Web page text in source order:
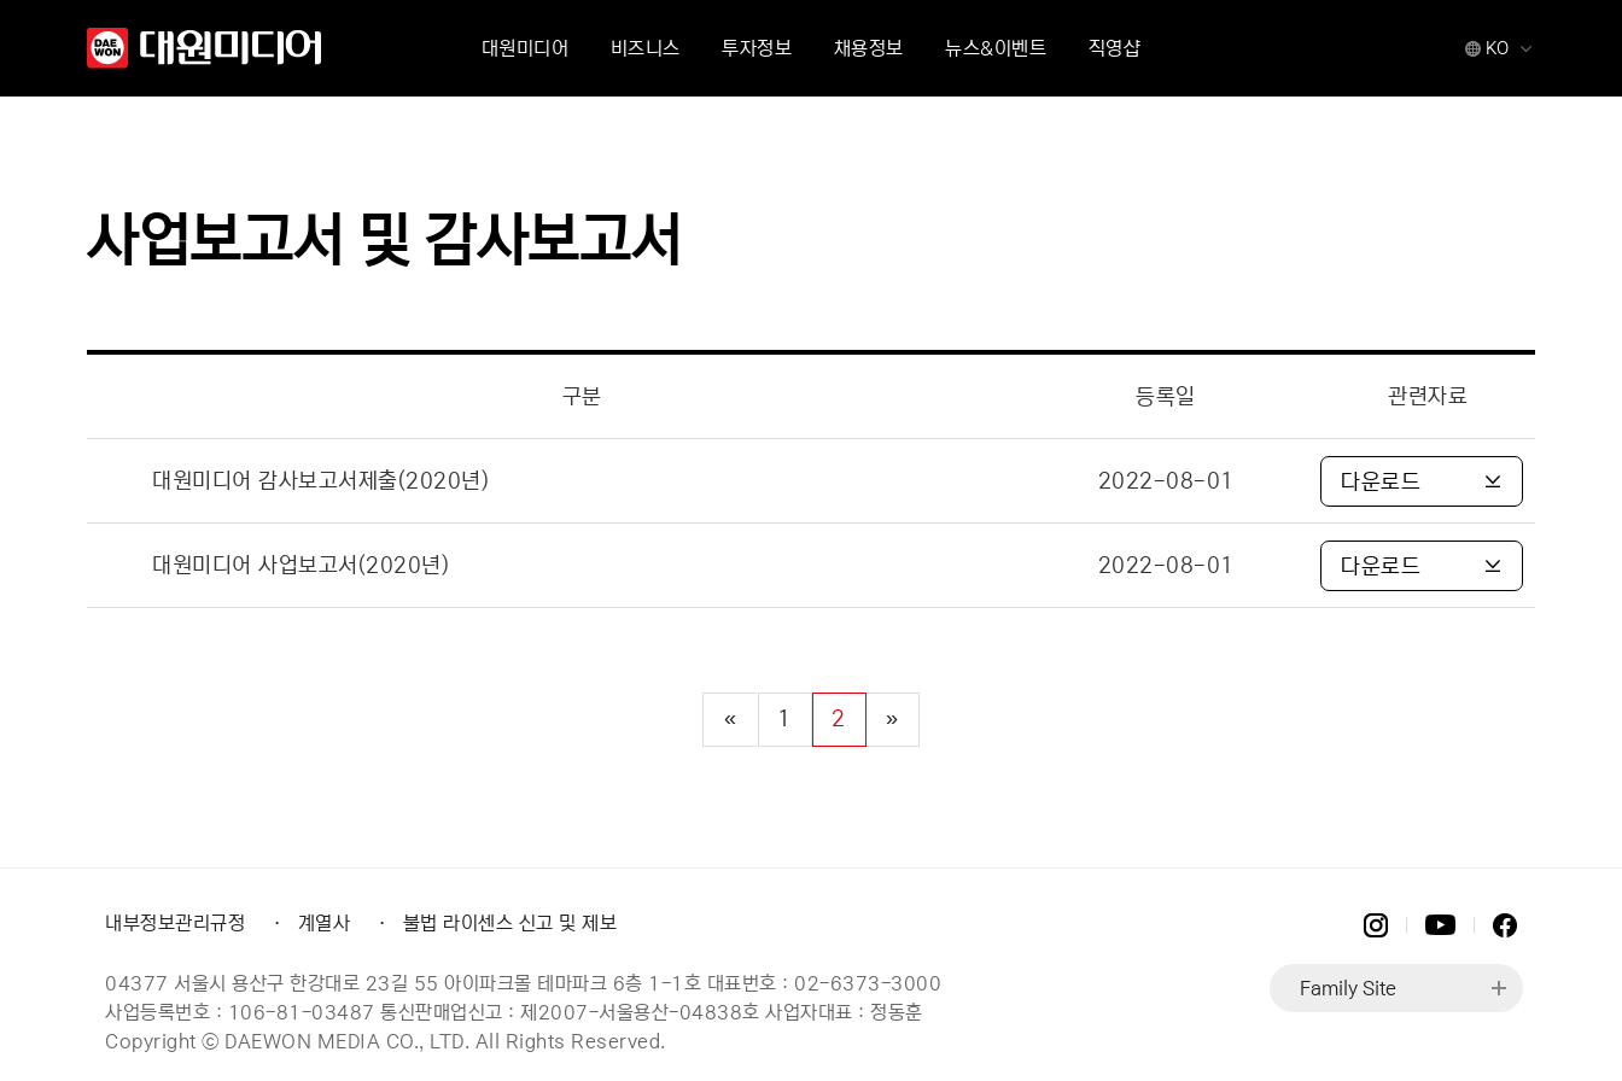
대원미디어 비즈니스 투자정보 채용정보 뉴스&이벤트 직영샵 KO
사업보고서 및 감사보고서
구분 등록일 관련자료
대원미디어 감사보고서제출(2020년) 2022-08-01 다운로드
대원미디어 사업보고서(2020년) 2022-08-01 다운로드
« 1 2 »
내부정보관리규정 · 계열사 · 불법 라이센스 신고 및 제보
04377 서울시 용산구 한강대로 23길 55 아이파크몰 테마파크 6층 1-1호 대표번호 : 02-6373-3000
사업등록번호 : 106-81-03487 통신판매업신고 : 제2007-서울용산-04838호 사업자대표 : 정동훈
Copyright ⓒ DAEWON MEDIA CO., LTD. All Rights Reserved.
Family Site